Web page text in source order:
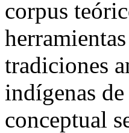
corpus
tradiciones
indígenas
conceptual